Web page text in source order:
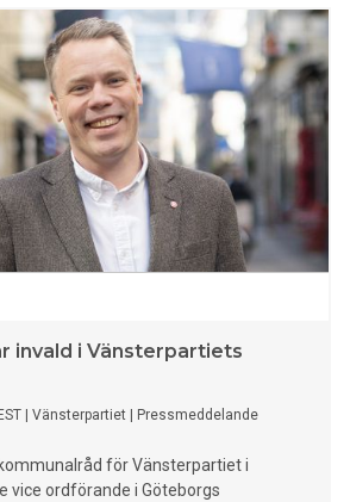
ut i Båstad den 2 juni. Övriga
Kitchen (USA), NoPalm Ingredients
Savanna Institute (USA) tilldelades
för sitt betydelsefulla arbete.
invald i Vänsterpartiets
Vänsterpartiet Pressmeddelande
för Vänsterpartiet i
vice ordförande i Göteborgs